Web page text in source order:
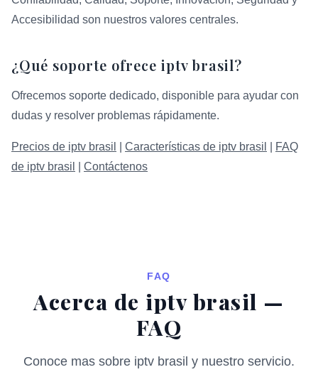
Accesibilidad son nuestros valores centrales.
¿Qué soporte ofrece iptv brasil?
Ofrecemos soporte dedicado, disponible para ayudar con
dudas y resolver problemas rápidamente.
Precios de iptv brasil Características de iptv brasil
FAQ
de iptv brasil
Contáctenos
FAQ
Acerca de iptv brasil —
FAQ
Conoce mas sobre iptv brasil y nuestro servicio.